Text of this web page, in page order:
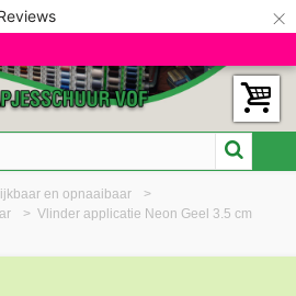
×
en opnaaibaar
>
> Vlinder applicatie Neon Geel 3.5 cm